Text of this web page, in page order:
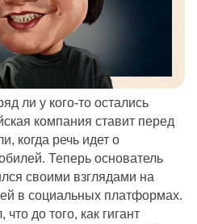
ли у кого-то остались
компания ставит перед
когда речь идет о
Теперь основатель
своими взглядами на
в социальных платформах.
до того, как гигант